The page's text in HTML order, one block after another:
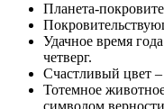
Планета-
Удачное время
четверг.
Счастливый цвет
Тотемное